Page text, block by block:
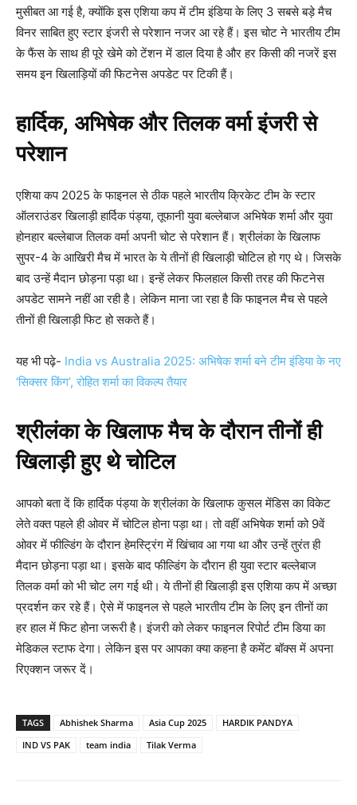
मुसीबत आ गई है, क्योंकि इस एशिया कप में टीम इंडिया के लिए 3 सबसे बड़े मैच
विनर साबित हुए स्टार इंजरी से परेशान नजर आ रहे हैं। इस चोट ने भारतीय टीम
के फैंस के साथ ही पूरे खेमे को टेंशन में डाल दिया है और हर किसी की नजरें इस
समय इन खिलाड़ियों की फिटनेस अपडेट पर टिकी हैं।
हार्दिक, अभिषेक और तिलक वर्मा इंजरी से
परेशान
एशिया कप 2025 के फाइनल से ठीक पहले भारतीय क्रिकेट टीम के स्टार
ऑलराउंडर खिलाड़ी हार्दिक पंड्या, तूफानी युवा बल्लेबाज अभिषेक शर्मा और युवा
होनहार बल्लेबाज तिलक वर्मा अपनी चोट से परेशान हैं। श्रीलंका के खिलाफ
सुपर-4 के आखिरी मैच में भारत के ये तीनों ही खिलाड़ी चोटिल हो गए थे। जिसके
बाद उन्हें मैदान छोड़ना पड़ा था। इन्हें लेकर फिलहाल किसी तरह की फिटनेस
अपडेट सामने नहीं आ रही है। लेकिन माना जा रहा है कि फाइनल मैच से पहले
तीनों ही खिलाड़ी फिट हो सकते हैं।
यह भी पढ़े- India vs Australia 2025: अभिषेक शर्मा बने टीम इंडिया के नए
‘सिक्सर किंग’, रोहित शर्मा का विकल्प तैयार
श्रीलंका के खिलाफ मैच के दौरान तीनों ही
खिलाड़ी हुए थे चोटिल
आपको बता दें कि हार्दिक पंड्या के श्रीलंका के खिलाफ कुसल मेंडिस का विकेट
लेते वक्त पहले ही ओवर में चोटिल होना पड़ा था। तो वहीं अभिषेक शर्मा को 9वें
ओवर में फील्डिंग के दौरान हेमस्ट्रिंग में खिंचाव आ गया था और उन्हें तुरंत ही
मैदान छोड़ना पड़ा था। इसके बाद फील्डिंग के दौरान ही युवा स्टार बल्लेबाज
तिलक वर्मा को भी चोट लग गई थी। ये तीनों ही खिलाड़ी इस एशिया कप में अच्छा
प्रदर्शन कर रहे हैं। ऐसे में फाइनल से पहले भारतीय टीम के लिए इन तीनों का
हर हाल में फिट होना जरूरी है। इंजरी को लेकर फाइनल रिपोर्ट टीम डिया का
मेडिकल स्टाफ देगा। लेकिन इस पर आपका क्या कहना है कमेंट बॉक्स में अपना
रिएक्शन जरूर दें।
TAGS Abhishek Sharma Asia Cup 2025
HARDIK PANDYA
IND VS PAK
team india Tilak Verma